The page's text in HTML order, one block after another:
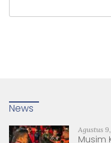
News
Agustus
Musim